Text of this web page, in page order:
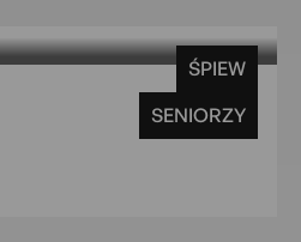
ŚPIEW
SENIORZY
wtorek 12:30 MAL